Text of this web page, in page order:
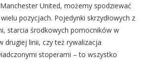
United, możemy spodziewać
pozycjach. Pojedynki skrzydłowych z
starcia środkowych pomocników w
drugiej linii, czy też rywalizacja
stoperami – to wszystko